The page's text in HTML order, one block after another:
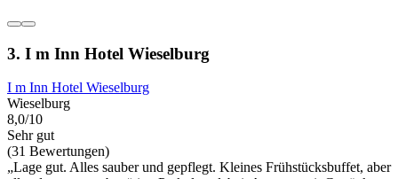
3. I m Inn Hotel Wieselburg
I m Inn Hotel Wieselburg
Wieselburg
8,0/10
Sehr gut
(31 Bewertungen)
„Lage gut. Alles sauber und gepflegt. Kleines Frühstücksbuffet, aber